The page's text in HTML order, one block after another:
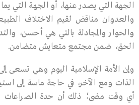
الجهة التي يصدر عنها، أو الجهة التي
والعدوان مناقض لقيم الاختلاف
والحوار والمجادلة بالتي هي أحسن،
الحق، ضمن مجتمع متعايش متضامن.
وإن الأمة الإسلامية اليوم وهي تسعى
الذات ومع الآخر، في حاجة ماسة إلى
أي وقت مضى؛ ذلك أن حدة الصراعات